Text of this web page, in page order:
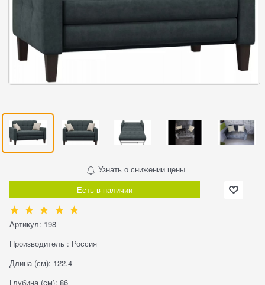
Узнать о снижении цены
Есть в наличии
Артикул: 198
Производитель : Россия
Длина (см): 122.4
Глубина (см): 86